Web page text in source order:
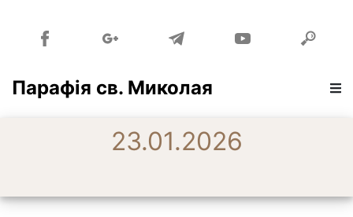
Парафія св. Миколая
23.01.2026